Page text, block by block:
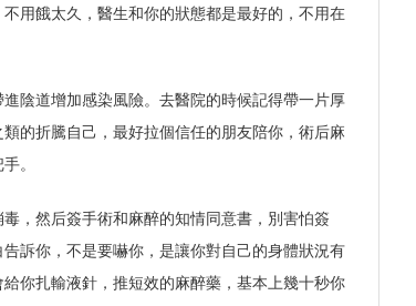
用餓太久，醫生和你的狀態都是最好的，不用在
陰道增加感染風險。去醫院的時候記得帶一片厚
的折騰自己，最好拉個信任的朋友陪你，術后麻
。
，然后簽手術和麻醉的知情同意書，別害怕簽
訴你，不是要嚇你，是讓你對自己的身體狀況有
你扎輸液針，推短效的麻醉藥，基本上幾十秒你